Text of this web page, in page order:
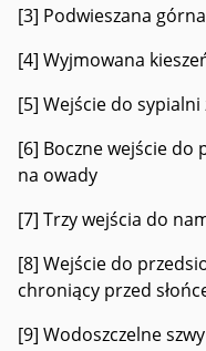
[3] Podwieszana
[4] Wyjmowana
[5] Wejście do
[6] Boczne wejście do
na owady
[7] Trzy wejścia do
[8] Wejście do
chroniący przed
[9] Wodoszczelne szwy